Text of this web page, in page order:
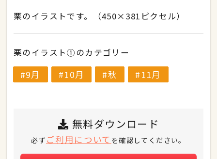
栗のイラストです。（450×381ピクセル）
栗のイラスト①のカテゴリー
9月 10月 秋 11月
無料ダウンロード
必ず ご利用について を確認してください。